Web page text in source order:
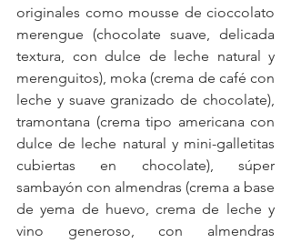
originales como mousse de cioccolato
merengue (chocolate suave, delicada
textura, con dulce de leche natural y
merenguitos), moka (crema de café con
leche y suave granizado de chocolate),
tramontana (crema tipo americana con
dulce de leche natural y mini-galletitas
cubiertas en chocolate), súper
sambayón con almendras (crema a base
de yema de huevo, crema de leche y
vino generoso, con almendras